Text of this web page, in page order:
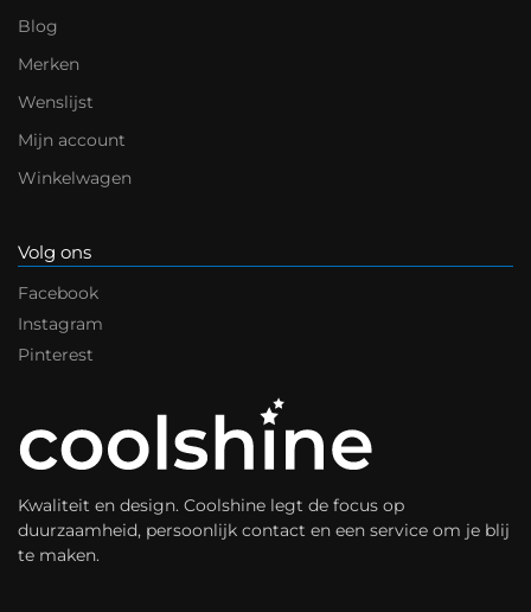
Blog
Merken
Wenslijst
Mijn account
Winkelwagen
Volg ons
Facebook
Instagram
Pinterest
Kwaliteit en design. Coolshine legt de focus op
duurzaamheid, persoonlijk contact en een service om je blij
te maken.